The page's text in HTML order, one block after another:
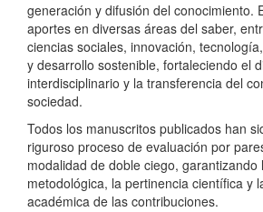
generación y difusión del conocimiento.
aportes en diversas áreas del saber,
ciencias sociales, innovación,
y desarrollo sostenible, fortaleciendo el
interdisciplinario y la transferencia del
sociedad.
Todos los manuscritos publicados han
riguroso proceso de evaluación por
modalidad de doble ciego, garantizando
metodológica, la pertinencia científica y
académica de las contribuciones.